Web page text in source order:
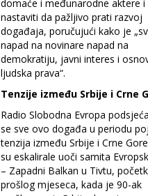
domaće i međunarodne aktere i
nastaviti da pažljivo prati razvoj
događaja, poručujući kako je
napad na novinare napad na
demokratiju, javni interes i
ljudska prava“.
Tenzije između Srbije i Crne
Radio Slobodna Evropa
se sve ovo događa u periodu
tenzija između Srbije i Crne
su eskalirale uoči samita
– Zapadni Balkan u Tivtu,
prošlog mjeseca, kada je 90-ak